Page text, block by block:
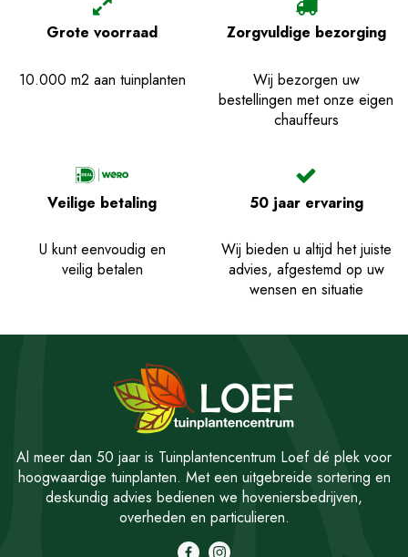
Grote voorraad
10.000 m2 aan tuinplanten
Zorgvuldige bezorging
Wij bezorgen uw
bestellingen met onze eigen
chauffeurs
Veilige betaling
U kunt eenvoudig en
veilig betalen
50 jaar ervaring
Wij bieden u altijd het juiste
advies, afgestemd op uw
wensen en situatie
Al meer dan 50 jaar is Tuinplantencentrum Loef dé plek voor
hoogwaardige tuinplanten. Met een uitgebreide sortering en
deskundig advies bedienen we hoveniersbedrijven,
overheden en particulieren.